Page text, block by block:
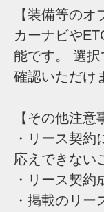
【装備等のオ
カーナビや
能です。 選
確認いただけ
【その他注意
・リース契
応えできない
・リース契約
・掲載のリ